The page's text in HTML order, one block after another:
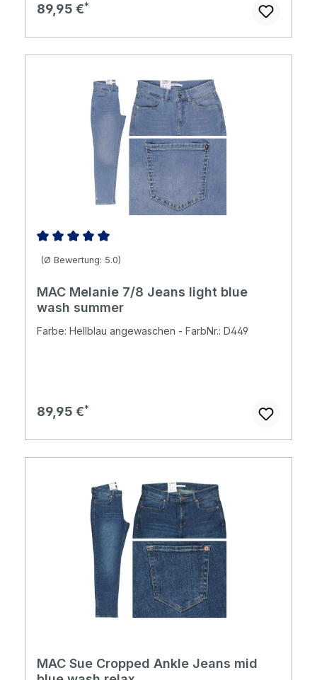
Regulärer Preis:
89,95 €
Durchschnittliche Bewertung von 5 von 5 Sternen
(Ø Bewertung: 5.0)
MAC Melanie 7/8 Jeans light blue
wash summer
Farbe: Hellblau angewaschen - FarbNr.: D449
Regulärer Preis:
89,95 €
MAC Sue Cropped Ankle Jeans mid